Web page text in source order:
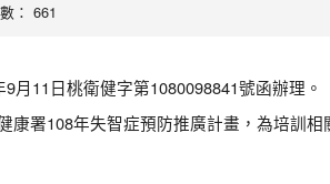
： 661
月11日桃衛健字第1080098841號函辦理。
康署108年失智症預防推廣計畫，為培訓